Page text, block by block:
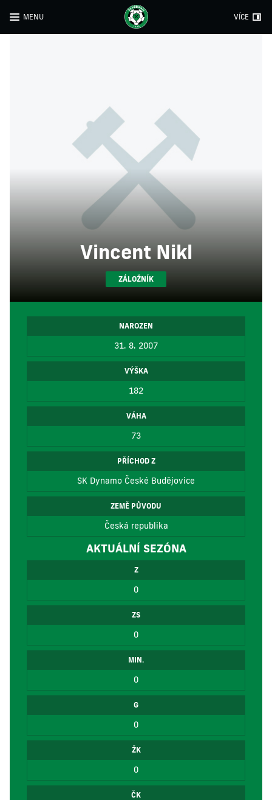
MENU VÍCE
Vincent Nikl
ZÁLOŽNÍK
NAROZEN
31. 8. 2007
VÝŠKA
182
VÁHA
73
PŘÍCHOD Z
SK Dynamo České Budějovice
ZEMĚ PŮVODU
Česká republika
AKTUÁLNÍ SEZÓNA
Z
0
ZS
0
MIN.
0
G
0
ŽK
0
ČK